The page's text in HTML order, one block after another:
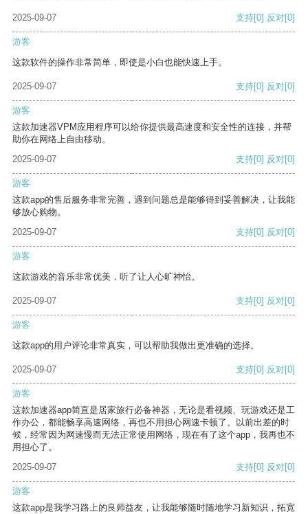
2025-09-07 支持[0] 反对[0]
游客
这款软件的操作非常简单，即使是小白也能快速上手。
2025-09-07 支持[0] 反对[0]
游客
这款加速器VPM应用程序可以给你提供最高速度和安全性的连接，并帮
助你在网络上自由移动。
2025-09-07
支持[0] 反对[0]
游客
这款app的售后服务非常完善，遇到问题总是能够得到妥善解决，让我能
够放心购物。
2025-09-07
支持[0] 反对[0]
游客
这款游戏的音乐非常优美，听了让人心旷神怡。
2025-09-07 支持[0] 反对[0]
游客
这款app的用户评论非常真实，可以帮助我做出更准确的选择。
2025-09-07 支持[0] 反对[0]
游客
这款加速器app简直是居家旅行必备神器，无论是看视频、玩游戏还是工
作办公，都能畅享高速网络，再也不用担心网速卡顿了。以前出差的时
候，经常因为网速慢而无法正常使用网络，现在有了这个app，我再也不
用担心了。
2025-09-07
支持[0] 反对[0]
游客
这款app是我学习路上的良师益友，让我能够随时随地学习新知识，拓宽